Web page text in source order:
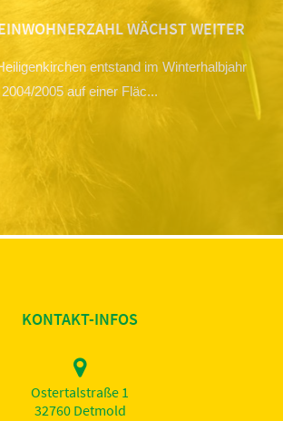
WÄCHST WEITER
entstand im Winterhalbjahr
2004/2005 auf einer Fläc...
KONTAKT-INFOS
Ostertalstraße 1
32760 Detmold